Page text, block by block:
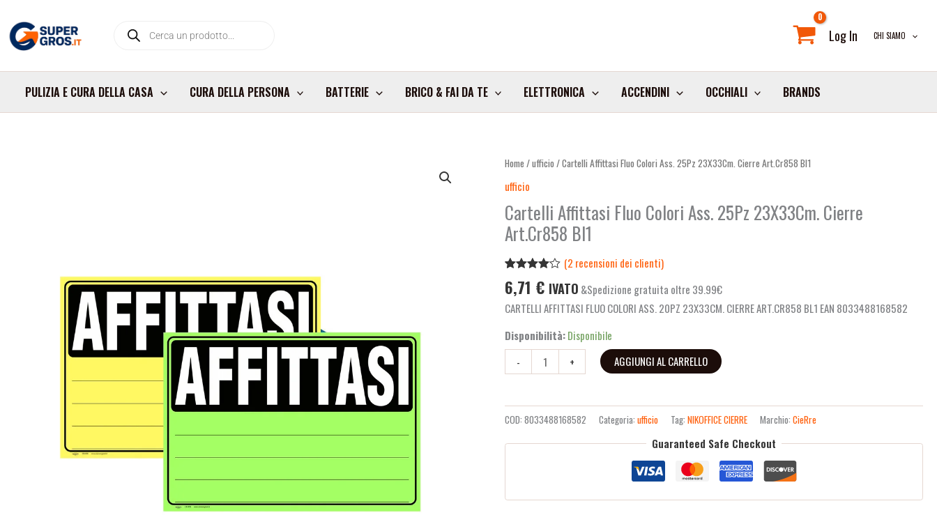
contenuto
search Log In CHI SIAMO
PULIZIA E CURA DELLA CASA CURA DELLA PERSONA BATTERIE BRICO & FAI DA TE ELETTRONICA ACCENDINI OCCHIALI BRANDS
Home /ufficio / Cartelli Affittasi Fluo Colori Ass. 25Pz 23X33Cm. Cierre Art.Cr858 Bl1
ufficio
Cartelli Affittasi Fluo Colori Ass. 25Pz 23X33Cm. Cierre
Art.Cr858 Bl1
4.00 su
5 su
base di
(2 recensioni dei clienti)
6,71 € IVATO &Spedizione gratuita oltre 39.99€
CARTELLI AFFITTASI FLUO COLORI ASS. 20PZ 23X33CM. CIERRE ART.CR858 BL1 EAN 8033488168582
Disponibilità:Disponibile
-
Cartelli
Affittasi
Fluo
Colori
Ass.
25Pz
23X33Cm.
Cierre
Art.Cr858
Bl1
quantità
+ AGGIUNGI AL CARRELLO
COD:8033488168582 Categoria:ufficio Tag:NIKOFFICE CIERRE Marchio:CieRre
Guaranteed Safe Checkout